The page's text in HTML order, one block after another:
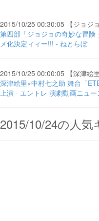
2015/10/25 00:30:05 【ジョジ
第四部「ジョジョの奇妙な冒
メ化決定ィィー!!! - ねとらぼ
2015/10/25 00:00:05 【深津絵里
深津絵里×中村七之助 舞台「
上演 - エントレ 演劇動画ニュー
2015/10/24の人気